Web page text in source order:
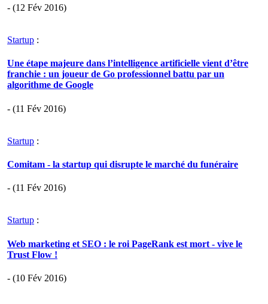
- (12 Fév 2016)
Startup :
Une étape majeure dans l’intelligence artificielle vient d’être
franchie : un joueur de Go professionnel battu par un
algorithme de Google
- (11 Fév 2016)
Startup :
Comitam - la startup qui disrupte le marché du funéraire
- (11 Fév 2016)
Startup :
Web marketing et SEO : le roi PageRank est mort - vive le
Trust Flow !
- (10 Fév 2016)